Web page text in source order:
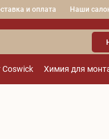
и оплата Наши
Химия для